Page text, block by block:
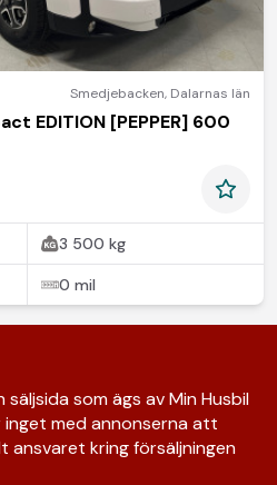
Smedjebacken, Dalarnas län
EDITION [PEPPER] 600
3 500 kg
0 mil
som ägs av Min Husbil
inget med annonserna att
ansvaret kring försäljningen